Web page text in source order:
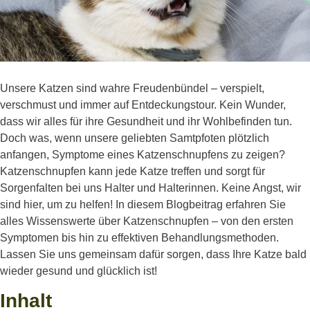
Unsere Katzen sind wahre Freudenbündel – verspielt,
verschmust und immer auf Entdeckungstour. Kein Wunder,
dass wir alles für ihre Gesundheit und ihr Wohlbefinden tun.
Doch was, wenn unsere geliebten Samtpfoten plötzlich
anfangen, Symptome eines Katzenschnupfens zu zeigen?
Katzenschnupfen kann jede Katze treffen und sorgt für
Sorgenfalten bei uns Halter und Halterinnen. Keine Angst, wir
sind hier, um zu helfen! In diesem Blogbeitrag erfahren Sie
alles Wissenswerte über Katzenschnupfen – von den ersten
Symptomen bis hin zu effektiven Behandlungsmethoden.
Lassen Sie uns gemeinsam dafür sorgen, dass Ihre Katze bald
wieder gesund und glücklich ist!
Inhalt